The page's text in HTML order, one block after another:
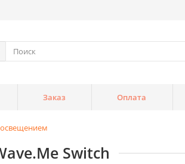
Заказ Оплата
Switch